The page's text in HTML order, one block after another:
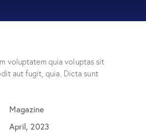
voluptatem quia voluptas sit
aut fugit, quia. Dicta sunt
Magazine
April, 2023